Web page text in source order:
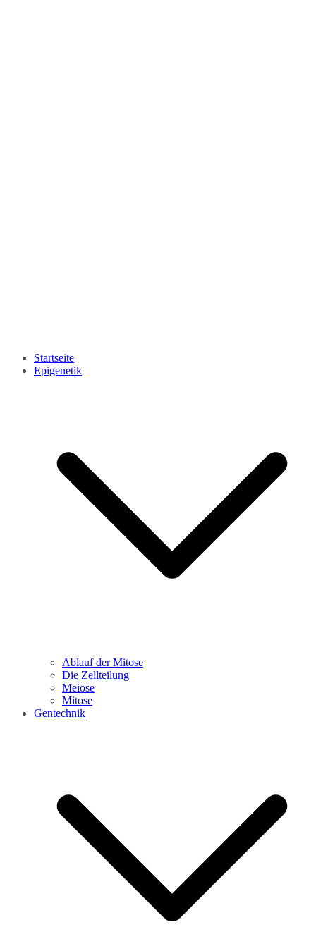
Startseite
Epigenetik
Ablauf der Mitose
Die Zellteilung
Meiose
Mitose
Gentechnik